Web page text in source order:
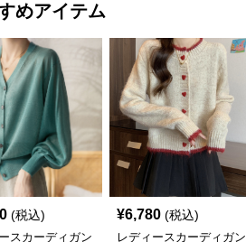
めアイテム
(税込)
スカーディガン
¥6,780 (税込)
レディースカーディガン